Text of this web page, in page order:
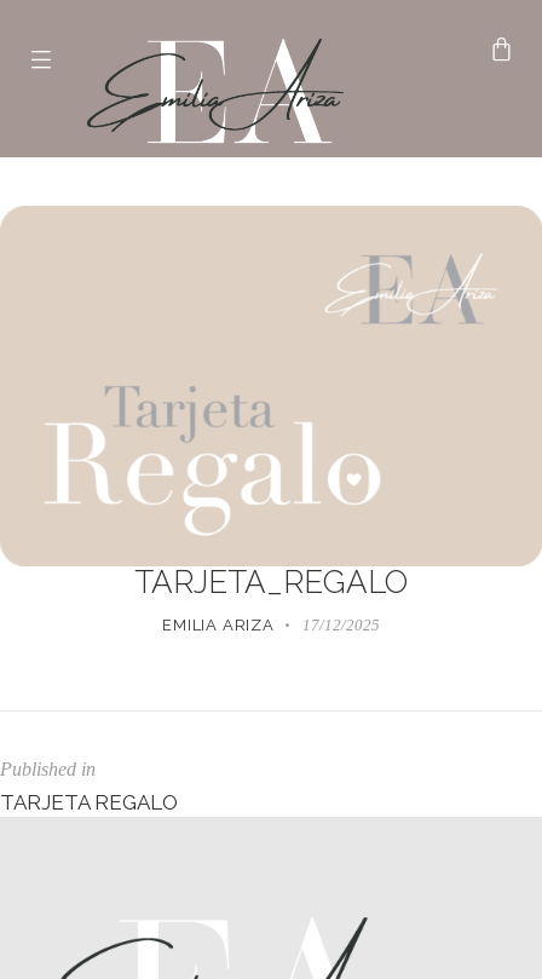
TARJETA_REGALO
EMILIA ARIZA 17/12/2025
Published in
TARJETA REGALO